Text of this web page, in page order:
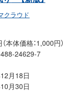
クラウド
本体価格：1,000円）
24629-7
月18日
月30日